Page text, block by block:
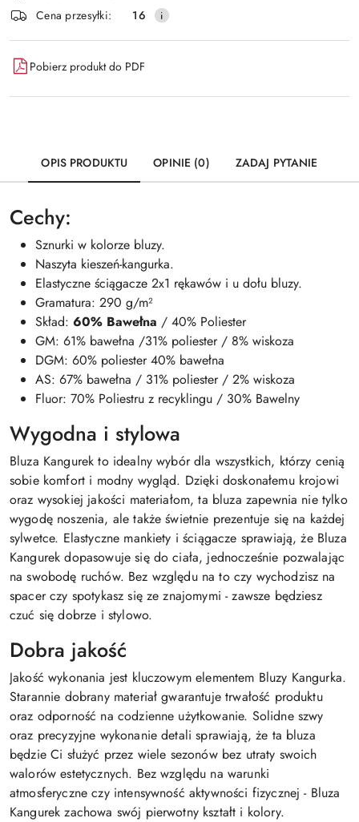
Wyślij
dostawa
Cena przesyłki:
16
Pobierz produkt do PDF
OPIS PRODUKTU OPINIE (0) ZADAJ PYTANIE
Cechy:
Sznurki w kolorze bluzy.
Naszyta kieszeń-kangurka.
Elastyczne ściągacze 2x1 rękawów i u dołu bluzy.
Gramatura: 290 g/m²
Skład: 60% Bawełna / 40% Poliester
GM: 61% bawełna /31% poliester / 8% wiskoza
DGM: 60% poliester 40% bawełna
AS: 67% bawełna / 31% poliester / 2% wiskoza
Fluor: 70% Poliestru z recyklingu / 30% Bawelny
Wygodna i stylowa
Bluza Kangurek to idealny wybór dla wszystkich, którzy cenią
sobie komfort i modny wygląd. Dzięki doskonałemu krojowi
oraz wysokiej jakości materiałom, ta bluza zapewnia nie tylko
wygodę noszenia, ale także świetnie prezentuje się na każdej
sylwetce. Elastyczne mankiety i ściągacze sprawiają, że Bluza
Kangurek dopasowuje się do ciała, jednocześnie pozwalając
na swobodę ruchów. Bez względu na to czy wychodzisz na
spacer czy spotykasz się ze znajomymi - zawsze będziesz
czuć się dobrze i stylowo.
Dobra jakość
Jakość wykonania jest kluczowym elementem Bluzy Kangurka.
Starannie dobrany materiał gwarantuje trwałość produktu
oraz odporność na codzienne użytkowanie. Solidne szwy
oraz precyzyjne wykonanie detali sprawiają, że ta bluza
będzie Ci służyć przez wiele sezonów bez utraty swoich
walorów estetycznych. Bez względu na warunki
atmosferyczne czy intensywność aktywności fizycznej - Bluza
Kangurek zachowa swój pierwotny kształt i kolory.